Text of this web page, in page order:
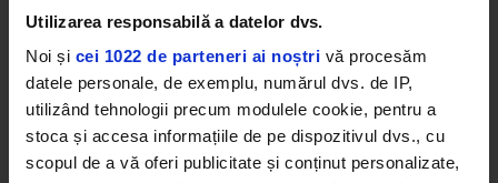
Utilizarea responsabilă a datelor dvs.
Noi și cei 1022 de parteneri ai noștri vă procesăm
datele personale, de exemplu, numărul dvs. de IP,
utilizând tehnologii precum modulele cookie, pentru a
stoca și accesa informațiile de pe dispozitivul dvs., cu
scopul de a vă oferi publicitate și conținut personalizate,
Rock 80s & 90s
PULP – DISCO 2000
PANANARAMA Radio
MARK RONSON, BRUNO MARS –UPTOWN FUNK
Afro Vibes Volume II by Nico
COCO & BREEZY – I AM FREE